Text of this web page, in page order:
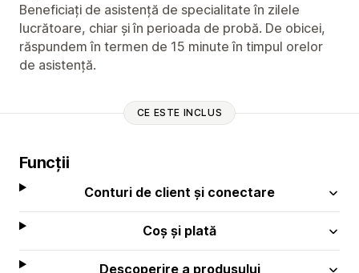
Beneficiați de asistență de specialitate în zilele
lucrătoare, chiar și în perioada de probă. De obicei,
răspundem în termen de 15 minute în timpul orelor
de asistență.
CE ESTE INCLUS
Funcții
Conturi de client și conectare
Coș și plată
Descoperire a produsului